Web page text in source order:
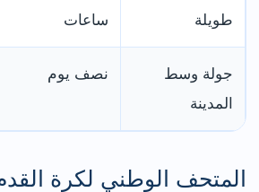
طويلة
ساعات
جولة وسط
المدينة
نصف يوم
المتحف الوطني لكرة